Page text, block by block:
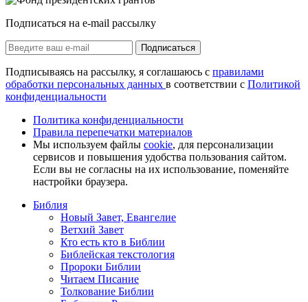
Подписаться на e-mail рассылку
Подписаться
Подписываясь на рассылку, я соглашаюсь с правилами
обработки персональных данных в соответствии с Политикой
конфиденциальности
Политика конфиденциальности
Правила перепечатки материалов
Мы используем файлы cookie, для персонализации
сервисов и повышения удобства пользования сайтом.
Если вы не согласны на их использование, поменяйте
настройки браузера.
Библия
Новый Завет, Евангелие
Ветхий Завет
Кто есть кто в Библии
Библейская текстология
Пророки Библии
Читаем Писание
Толкование Библии